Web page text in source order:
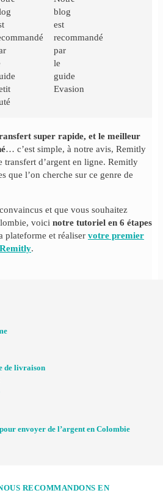
super rapide, et le meilleur
… c’est simple, à notre avis, Remitly
transfert d’argent en ligne. Remitly
que l’on cherche sur ce genre de
et que vous souhaitez
voici notre tutoriel en 6 étapes
plateforme et réaliser votre premier
.
de livraison
envoyer de l’argent en Colombie
RECOMMANDONS EN